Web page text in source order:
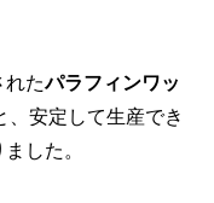
れたパラフィンワッ
、安定して生産でき
した。